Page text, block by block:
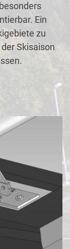
Ein
zu
Skisaison